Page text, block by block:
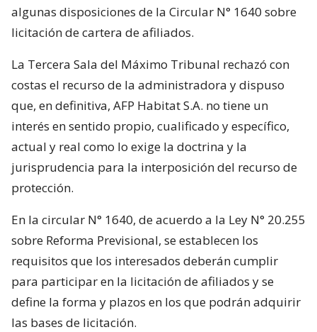
algunas disposiciones de la Circular N° 1640 sobre
licitación de cartera de afiliados.
La Tercera Sala del Máximo Tribunal rechazó con
costas el recurso de la administradora y dispuso
que, en definitiva, AFP Habitat S.A. no tiene un
interés en sentido propio, cualificado y específico,
actual y real como lo exige la doctrina y la
jurisprudencia para la interposición del recurso de
protección.
En la circular N° 1640, de acuerdo a la Ley N° 20.255
sobre Reforma Previsional, se establecen los
requisitos que los interesados deberán cumplir
para participar en la licitación de afiliados y se
define la forma y plazos en los que podrán adquirir
las bases de licitación.